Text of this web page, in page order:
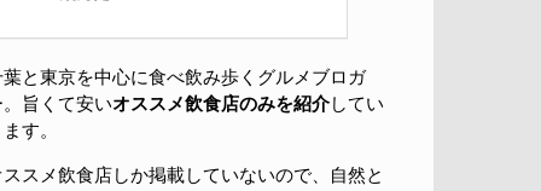
葉と東京を中心に食べ飲み歩くグルメブロガ
。旨くて安いオススメ飲食店のみを紹介してい
す。
ススメ飲食店しか掲載していないので、自然と